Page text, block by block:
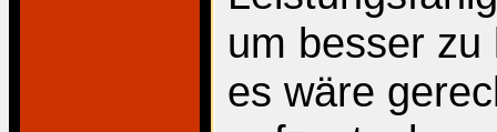
um besser
es wäre